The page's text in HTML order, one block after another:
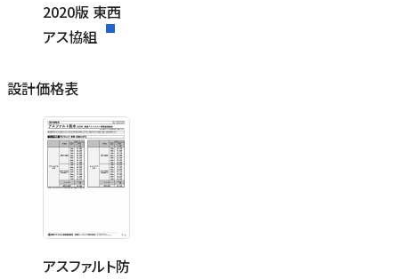
2020版 東西
アス協組
設計価格表
アスファルト防